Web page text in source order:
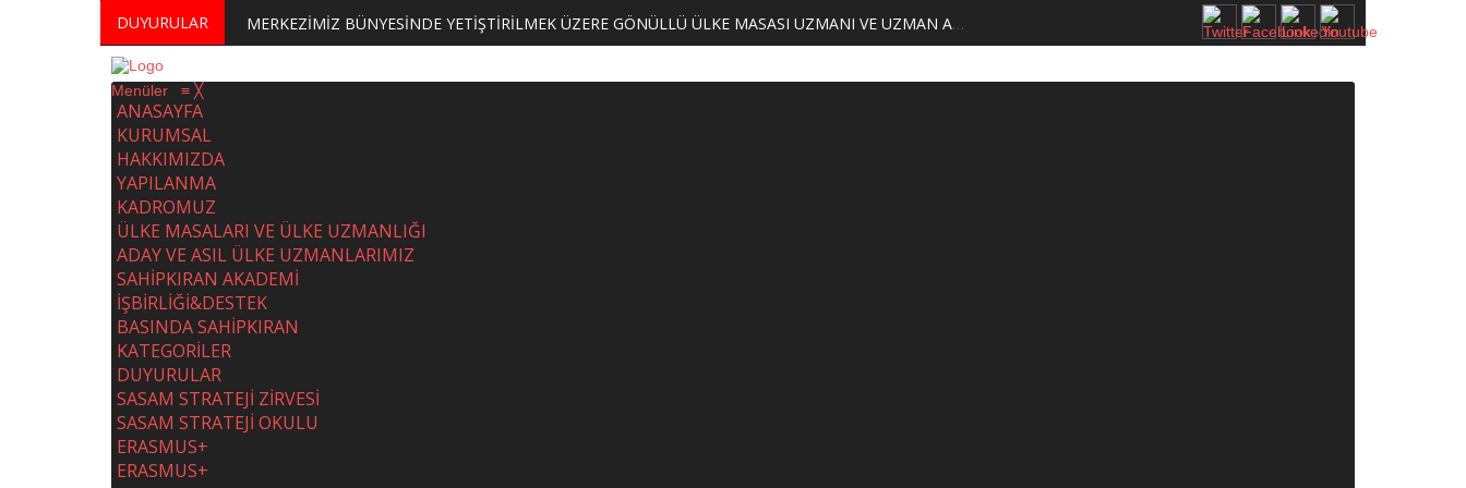
DUYURULAR MERKEZİMİZ BÜNYESİNDE YETİŞTİRİLMEK ÜZERE GÖNÜLLÜ ÜLKE MASASI UZMANI VE UZMAN ADAYLARI ARIYORUZ 2. SASAM STRATEJİ ZİRVESİ KATILIMCILARI BELLİ OLDU
Menüler ≡ ╳
ANASAYFA
KURUMSAL
HAKKIMIZDA
YAPILANMA
KADROMUZ
ÜLKE MASALARI VE ÜLKE UZMANLIĞI
ADAY VE ASIL ÜLKE UZMANLARIMIZ
SAHİPKIRAN AKADEMİ
İŞBİRLİĞİ&DESTEK
BASINDA SAHİPKIRAN
KATEGORİLER
DUYURULAR
SASAM STRATEJİ ZİRVESİ
SASAM STRATEJİ OKULU
ERASMUS+
ERASMUS+